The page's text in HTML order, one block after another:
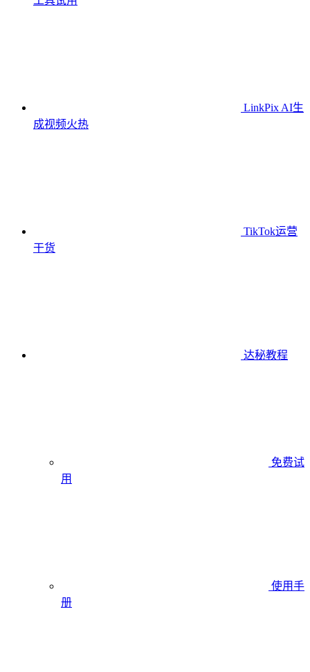
LinkPix AI生
成视频火热
TikTok运营
干货
达秘教程
免费试
用
使用手
册